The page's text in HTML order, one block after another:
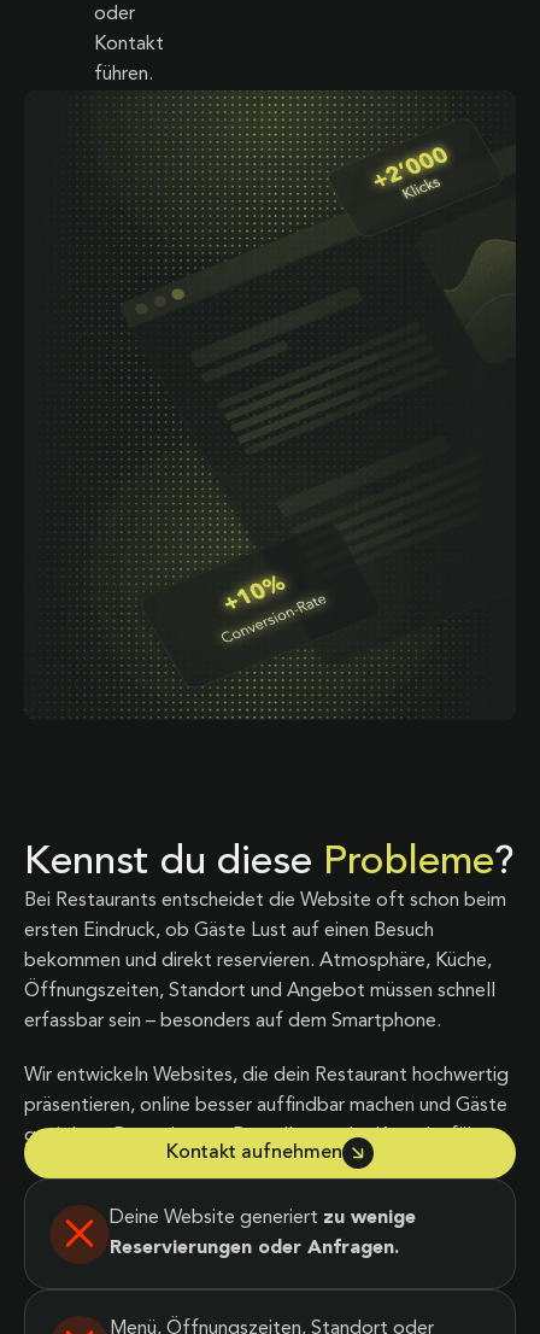
oder
Kontakt
führen.
Kennst du diese Probleme?
Bei Restaurants entscheidet die Website oft schon beim
ersten Eindruck, ob Gäste Lust auf einen Besuch
bekommen und direkt reservieren. Atmosphäre, Küche,
Öffnungszeiten, Standort und Angebot müssen schnell
erfassbar sein – besonders auf dem Smartphone.
Wir entwickeln Websites, die dein Restaurant hochwertig
präsentieren, online besser auffindbar machen und Gäste
gezielt zu Reservierung, Bestellung oder Kontakt führen.
Kontakt aufnehmen
Deine Website generiert zu wenige
Reservierungen oder Anfragen.
Menü, Öffnungszeiten, Standort oder